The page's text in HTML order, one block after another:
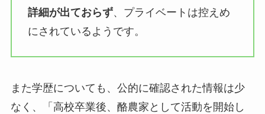
詳細が出ておらず、プライベートは控えめ
にされているようです。
また学歴についても、公的に確認された情報は少
なく、「高校卒業後、酪農家として活動を開始し